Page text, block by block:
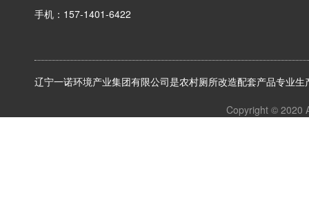
手机：157-1401-6422
辽宁一诺环境产业集团有限公司是农村厕所改造配套产品专业生
Copyright © 2020